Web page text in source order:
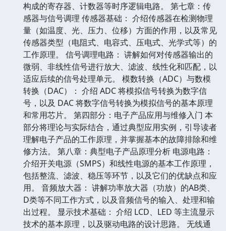
构成的寄存器、计数器等时序逻辑电路。 第七章：传
感器与信号调理 传感器基础： 介绍传感器在检测物理
量（如温度、光、压力、位移）方面的作用，以及常见
传感器类型（电阻式、电容式、压电式、光学式等）的
工作原理。 信号调理电路： 讲解如何对传感器输出的
微弱、非线性信号进行放大、滤波、线性化和匹配，以
适应后续的信号处理单元。 模数转换（ADC）与数模
转换（DAC）： 介绍 ADC 将模拟信号转换为数字信
号，以及 DAC 将数字信号转换为模拟信号的基本原理
和常用芯片。 第四部分：电子产品应用与维修入门 本
部分将理论与实际结合，通过典型应用实例，引导读者
理解电子产品的工作原理，并掌握基本的故障排除和维
修方法。 第八章：典型电子产品原理分析 电源电路：
介绍开关电源（SMPS）和线性电源的基本工作原理，
包括整流、滤波、稳压等环节，以及它们的优缺点和应
用。 音频放大器： 讲解功率放大器（功放）的AB类、
D类等不同工作方式，以及音频信号的输入、处理和输
出过程。 显示技术基础： 介绍 LCD、LED 等主流显示
技术的基本原理，以及驱动电路的设计思路。 无线通